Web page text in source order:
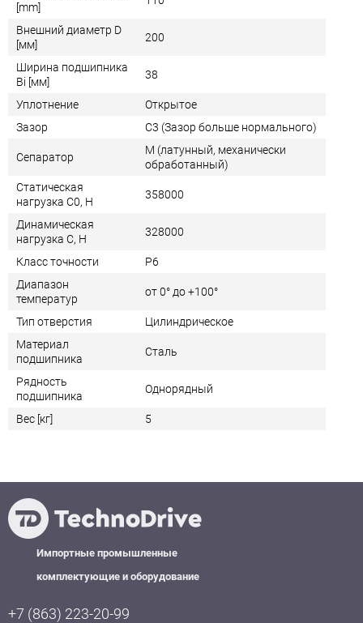
[mm]
Внешний диаметр D
[мм]
200
Ширина подшипника
Bi [мм]
38
Уплотнение
Открытое
Зазор
C3 (Зазор больше нормального)
Сепаратор
M (латунный, механически
обработанный)
Статическая
нагрузка C0, Н
358000
Динамическая
нагрузка C, Н
328000
Класс точности
P6
Диапазон
температур
от 0° до +100°
Тип отверстия
Цилиндрическое
Материал
подшипника
Сталь
Рядность
подшипника
Однорядный
Вес [кг] 5
Импортные промышленные
комплектующие и оборудование
+7 (863) 223-20-99